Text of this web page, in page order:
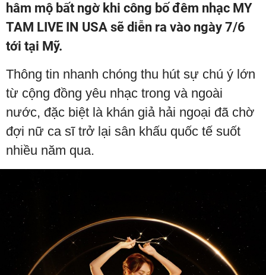
hâm mộ bất ngờ khi công bố đêm nhạc MY
TAM LIVE IN USA sẽ diễn ra vào ngày 7/6
tới tại Mỹ.
Thông tin nhanh chóng thu hút sự chú ý lớn
từ cộng đồng yêu nhạc trong và ngoài
nước, đặc biệt là khán giả hải ngoại đã chờ
đợi nữ ca sĩ trở lại sân khấu quốc tế suốt
nhiều năm qua.